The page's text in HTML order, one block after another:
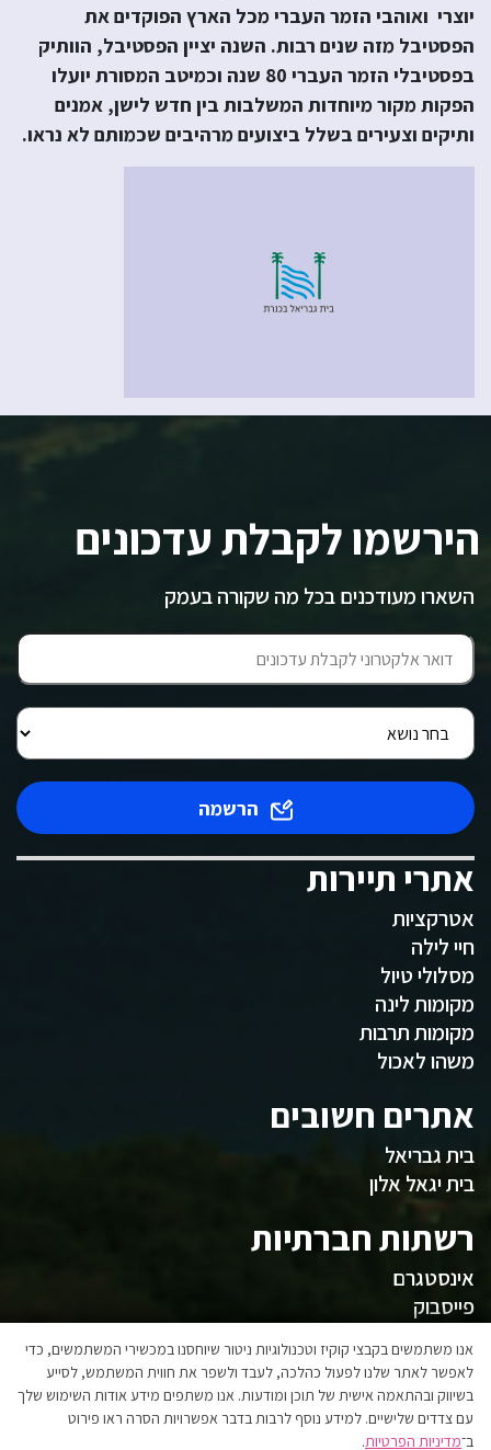
יוצרי ואוהבי הזמר העברי מכל הארץ הפוקדים את
הפסטיבל מזה שנים רבות. השנה יציין הפסטיבל, הוותיק
בפסטיבלי הזמר העברי 80 שנה וכמיטב המסורת יועלו
הפקות מקור מיוחדות המשלבות בין חדש לישן, אמנים
ותיקים וצעירים בשלל ביצועים מרהיבים שכמותם לא נראו.
הירשמו לקבלת עדכונים
השארו מעודכנים בכל מה שקורה בעמק
הרשמה
אתרי תיירות
אטרקציות
חיי לילה
מסלולי טיול
מקומות לינה
מקומות תרבות
משהו לאכול
אתרים חשובים
בית גבריאל
בית יגאל אלון
רשתות חברתיות
אינסטגרם
פייסבוק
המועצה
אגפי המועצה
הצהרת נגישות
אנו משתמשים בקבצי קוקיז וטכנולוגיות ניטור שיוחסנו במכשירי המשתמשים, כדי
לאפשר לאתר שלנו לפעול כהלכה, לעבד ולשפר את חווית המשתמש, לסייע
בשיווק ובהתאמה אישית של תוכן ומודעות. אנו משתפים מידע אודות השימוש שלך
עם צדדים שלישיים. למידע נוסף לרבות בדבר אפשרויות הסרה ראו פירוט
ב־מדיניות הפרטיות.